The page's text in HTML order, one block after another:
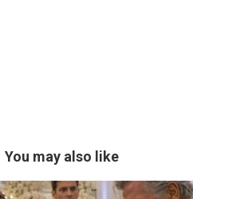
You may also like